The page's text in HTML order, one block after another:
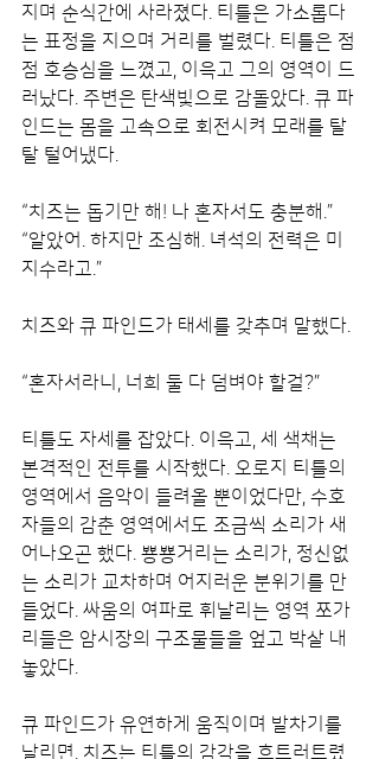
지며 순식간에 사라졌다. 티틀은 가소롭다
는 표정을 지으며 거리를 벌렸다. 티틀은 점
점 호승심을 느꼈고, 이윽고 그의 영역이 드
러났다. 주변은 탄색빛으로 감돌았다. 큐 파
인드는 몸을 고속으로 회전시켜 모래를 탈
탈 털어냈다.
“치즈는 돕기만 해! 나 혼자서도 충분해.”
“알았어. 하지만 조심해. 녀석의 전력은 미
지수라고.”
치즈와 큐 파인드가 태세를 갖추며 말했다.
“혼자서라니, 너희 둘 다 덤벼야 할걸?”
티틀도 자세를 잡았다. 이윽고, 세 색채는
본격적인 전투를 시작했다. 오로지 티틀의
영역에서 음악이 들려올 뿐이었다만, 수호
자들의 감춘 영역에서도 조금씩 소리가 새
어나오곤 했다. 뿅뿅거리는 소리가, 정신없
는 소리가 교차하며 어지러운 분위기를 만
들었다. 싸움의 여파로 휘날리는 영역 쪼가
리들은 암시장의 구조물들을 엎고 박살 내
놓았다.
큐 파인드가 유연하게 움직이며 발차기를
날리면, 치즈는 티틀의 감각을 흐트러트렸